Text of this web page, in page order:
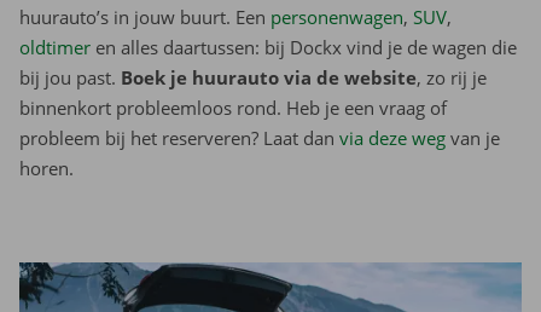
huurauto’s in jouw buurt. Een personenwagen, SUV,
oldtimer en alles daartussen: bij Dockx vind je de wagen die
bij jou past. Boek je huurauto via de website, zo rij je
binnenkort probleemloos rond. Heb je een vraag of
probleem bij het reserveren? Laat dan via deze weg van je
horen.